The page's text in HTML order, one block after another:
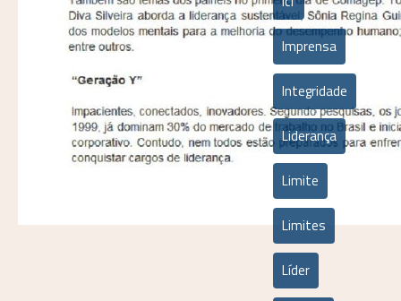
Imprensa
Integridade
Liderança
Limite
Limites
Líder